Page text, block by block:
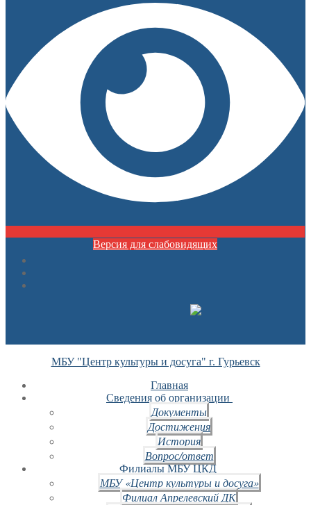
Версия для слабовидящих
МБУ "Центр культуры и досуга" г. Гурьевск
Главная
Сведения об организации
Документы
Достижения
История
Вопрос/ответ
Филиалы МБУ ЦКД
МБУ «Центр культуры и досуга»
Филиал Апрелевский ДК